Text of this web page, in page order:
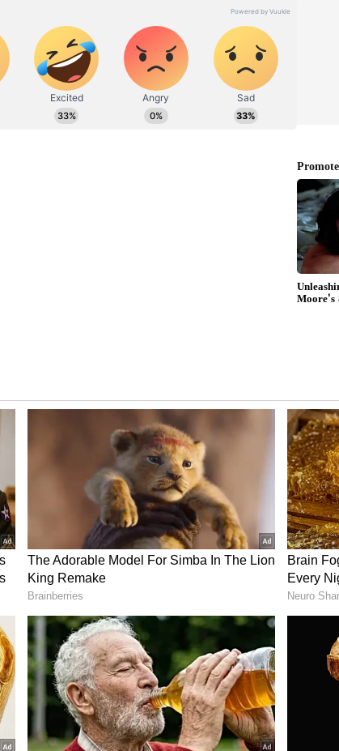
ಗುಲಾಮ ಆಗಿರುವುದಿಲ್ಲ ಅಂತ ಹೇಳಿದರೆ
ಕಲಾವಿದರಿಗೆ ಹಾಗೆ ಹೇಳಲು ಬರುವುದಿಲ್ಲ
ಮನೇಲಿ ಕೂತುಕೊಳ್ಳಿ ಅಂದರೆ, ನನ್ನಂತಹ ಕಲಾವಿದರ
ಭಾಗ್ಯಲಕ್ಷ್ಮೀ ಧಾರಾವಾಹಿ ತನ್ಮಯ್‌ಗೆ